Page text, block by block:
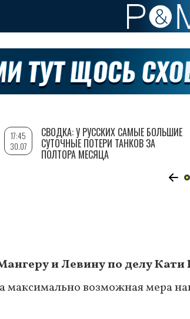
и Левину по делу Кати
максимально возможная мера
17:45
30.07
СВОДКА: У РУССКИХ САМЫЕ БОЛЬШИЕ
СУТОЧНЫЕ ПОТЕРИ ТАНКОВ ЗА
ПОЛТОРА МЕСЯЦА